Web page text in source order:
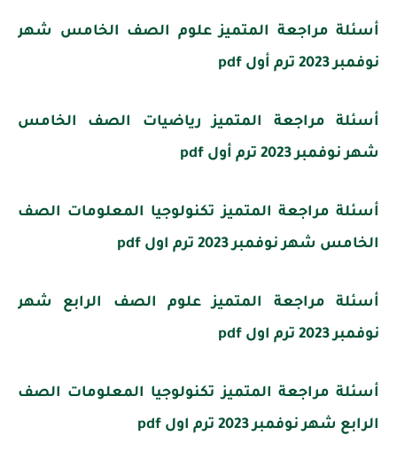
أسئلة مراجعة المتميز علوم الصف الخامس شهر
نوفمبر 2023 ترم أول pdf
أسئلة مراجعة المتميز رياضيات الصف الخامس
شهر نوفمبر 2023 ترم أول pdf
أسئلة مراجعة المتميز تكنولوجيا المعلومات الصف
الخامس شهر نوفمبر 2023 ترم اول pdf
أسئلة مراجعة المتميز علوم الصف الرابع شهر
نوفمبر 2023 ترم اول pdf
أسئلة مراجعة المتميز تكنولوجيا المعلومات الصف
الرابع شهر نوفمبر 2023 ترم اول pdf